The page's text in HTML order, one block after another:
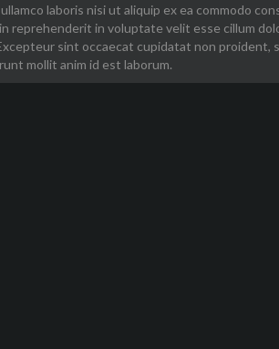
laboris nisi ut aliquip ex ea commodo
reprehenderit in voluptate velit esse cillum
sint occaecat cupidatat non proident,
mollit anim id est laborum.